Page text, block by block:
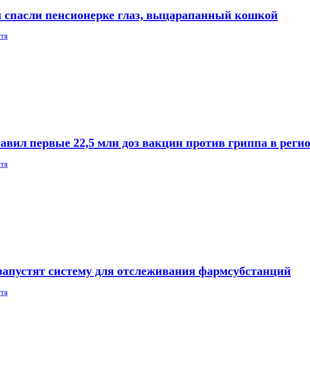
пенсионерке глаз, выцарапанный кошкой
первые 22,5 млн доз вакцин против гриппа в
систему для отслеживания фармсубстанций